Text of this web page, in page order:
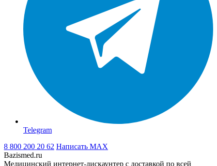
Telegram
8 800 200 20 62 Написать MAX
Bazismed.ru
Медицинский интернет-дискаунтер с доставкой по всей